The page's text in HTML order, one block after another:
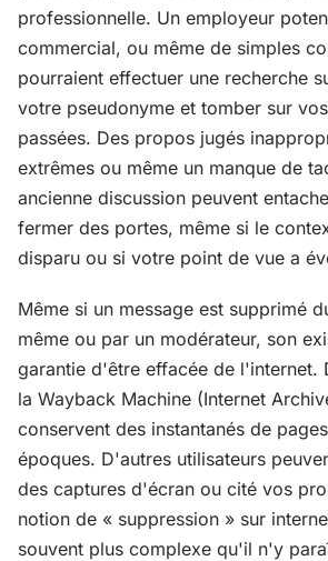
professionnelle. Un employeur
commercial, ou même de simples
pourraient effectuer une recherche
votre pseudonyme et tomber sur
passées. Des propos jugés
extrêmes ou même un manque de
ancienne discussion peuvent
fermer des portes, même si le
disparu ou si votre point de vue a
Même si un message est supprimé
même ou par un modérateur, son
garantie d'être effacée de l'internet.
la Wayback Machine (Internet
conservent des instantanés de
époques. D'autres utilisateurs
des captures d'écran ou cité vos
notion de « suppression » sur
souvent plus complexe qu'il n'y